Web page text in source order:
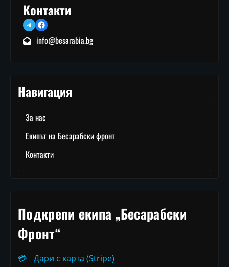
Контакти
TelegramFacebook
info@besarabia.bg
Навигация
За нас
Екипът на Бесарабски фронт
Контакти
Подкрепи екипа „Бесарабски
Фронт“
💳
Дари с карта (Stripe)